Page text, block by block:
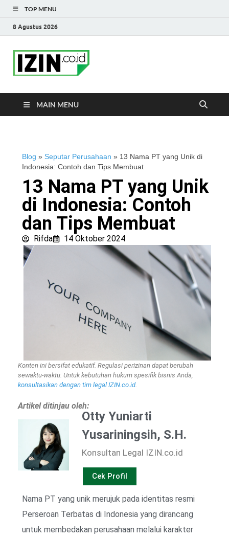
TOP MENU
8 Agustus 2026
MAIN MENU
Blog » Seputar Perusahaan » 13 Nama PT yang Unik di
Indonesia: Contoh dan Tips Membuat
13 Nama PT yang Unik
di Indonesia: Contoh
dan Tips Membuat
Rifda 14 Oktober 2024
Konten ini bersifat edukatif. Regulasi perizinan dapat berubah
sewaktu-waktu. Untuk kebutuhan hukum spesifik bisnis Anda,
konsultasikan dengan tim legal IZIN.co.id.
Artikel ditinjau oleh:
Otty Yuniarti
Yusariningsih, S.H.
Konsultan Legal IZIN.co.id
Cek Profil
Nama PT yang unik merujuk pada identitas resmi
Perseroan Terbatas di Indonesia yang dirancang
untuk membedakan perusahaan melalui karakter